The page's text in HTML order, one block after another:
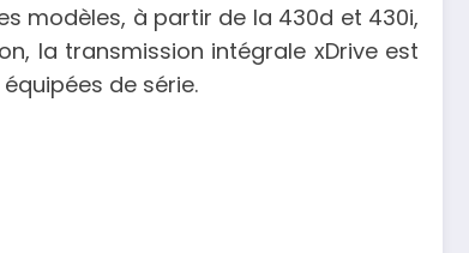
modèles, à partir de la 430d et 430i,
la transmission intégrale xDrive est
de série.